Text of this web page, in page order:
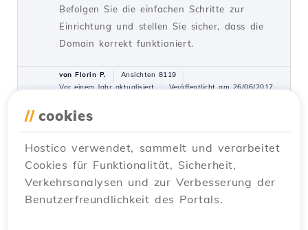
Befolgen Sie die einfachen Schritte zur
Einrichtung und stellen Sie sicher, dass die
Domain korrekt funktioniert.
von Florin P.
Ansichten 8119
Vor einem Jahr aktualisiert
Veröffentlicht am 26/06/2017
dem cPanel Softaculous-Plugin
Tutorials / Softaculous
Erfahren Sie, wie Sie Webanwendungen mit
dem cPanel-Plugin Softaculous installieren.
// cookies
Hostico verwendet, sammelt und verarbeitet
Cookies für Funktionalität, Sicherheit,
Verkehrsanalysen und zur Verbesserung der
Benutzerfreundlichkeit des Portals.